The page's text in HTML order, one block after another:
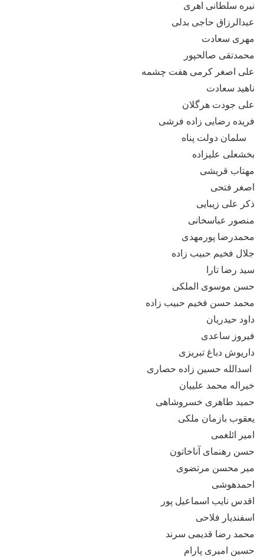
نیره سلطانی اهری
عبدالرزاق حاجی بدلی
مهری سعادت
محمدتقی صالحپور
علی اصغر کرمی هفت چشمه
ناهید سعادت
علی جودت هرگلان
فریده رضایی زاده فرشی
سلمان دولت پناه
بخشعلی علیزاده
مهتاب قریشی
اصغر فتحی
ذکر علی زیبایی
منصور عباسخانی
محمدرضا پورمهدی
جلال فخیم حبیب زاده
سید رضا تارا
حسن موسوی الملکی
محمد حسن فخیم حبیب زاده
داود حیدریان
فیروز ساعدی
داریوش دباغ تبریزی
اسدالله حسین زاده حصاری
خیراله محمد علییان
حمید طاهری خسروشاهی
یعقوب بازمان ملکی
امیر ائلغمی
حسن رهنمای آناخاتون
میر محسن مرتضوی
احمدهوشی
اقدس نایب اسماعیل پور
اسفندیار فلاحی
محمد رضا قدیمی سرند
حسین امیری پارام